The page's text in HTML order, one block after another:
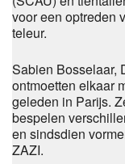
voor een optreden
teleur.
Sabien Bosselaar,
ontmoetten elkaar
geleden in Parijs.
bespelen
en sindsdien
ZAZI.